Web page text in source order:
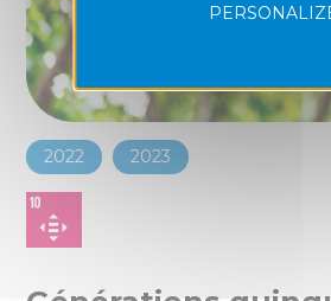
2022 2023